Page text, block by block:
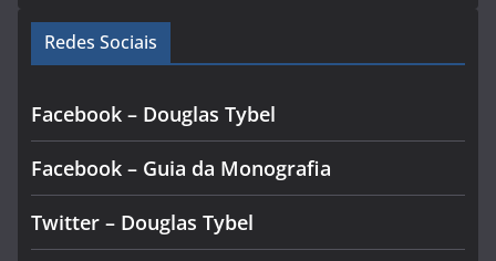
Redes Sociais
Facebook – Douglas Tybel
Facebook – Guia da Monografia
Twitter – Douglas Tybel